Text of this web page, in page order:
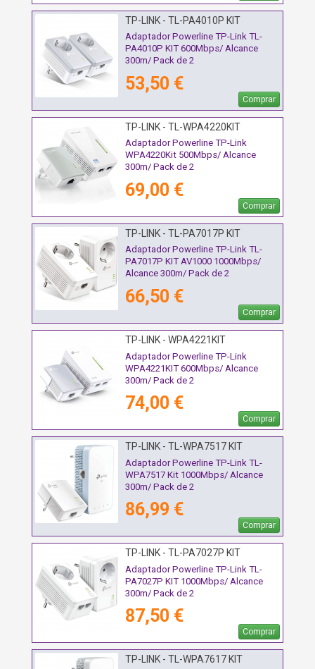
TP-LINK - TL-PA4010P KIT
Adaptador Powerline TP-Link TL-
PA4010P KIT 600Mbps/ Alcance
300m/ Pack de 2
53,50 €
Comprar
TP-LINK - TL-WPA4220KIT
Adaptador Powerline TP-Link
WPA4220Kit 500Mbps/ Alcance
300m/ Pack de 2
69,00 €
Comprar
TP-LINK - TL-PA7017P KIT
Adaptador Powerline TP-Link TL-
PA7017P KIT AV1000 1000Mbps/
Alcance 300m/ Pack de 2
66,50 €
Comprar
TP-LINK - WPA4221KIT
Adaptador Powerline TP-Link
WPA4221KIT 600Mbps/ Alcance
300m/ Pack de 2
74,00 €
Comprar
TP-LINK - TL-WPA7517 KIT
Adaptador Powerline TP-Link TL-
WPA7517 Kit 1000Mbps/ Alcance
300m/ Pack de 2
86,99 €
Comprar
TP-LINK - TL-PA7027P KIT
Adaptador Powerline TP-Link TL-
PA7027P KIT 1000Mbps/ Alcance
300m/ Pack de 2
87,50 €
Comprar
TP-LINK - TL-WPA7617 KIT